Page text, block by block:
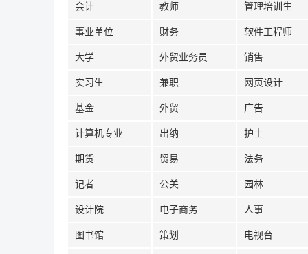
会计 教师 管理培训生
事业单位 财务 软件工程师
大学 外贸业务员 销售
实习生 兼职 网页设计
基金 外贸 广告
计算机专业 出纳 护士
期货 贸易 法务
记者 公关 园林
设计院 电子商务 人事
图书馆 策划 电视台